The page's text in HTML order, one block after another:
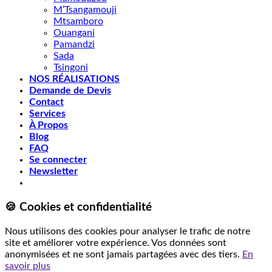
M’Tsangamouji
Mtsamboro
Ouangani
Pamandzi
Sada
Tsingoni
NOS RÉALISATIONS
Demande de Devis
Contact
Services
À Propos
Blog
FAQ
Se connecter
Newsletter
🍪 Cookies et confidentialité
Nous utilisons des cookies pour analyser le trafic de notre
site et améliorer votre expérience. Vos données sont
anonymisées et ne sont jamais partagées avec des tiers. En
savoir plus